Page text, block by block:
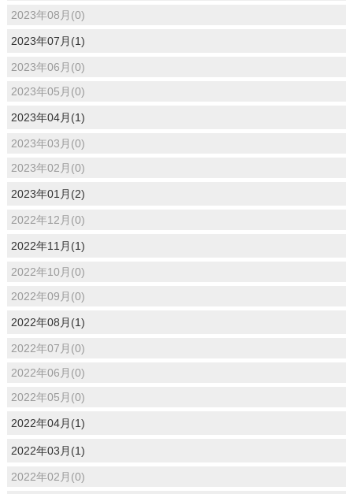
2023年08月(0)
2023年07月(1)
2023年06月(0)
2023年05月(0)
2023年04月(1)
2023年03月(0)
2023年02月(0)
2023年01月(2)
2022年12月(0)
2022年11月(1)
2022年10月(0)
2022年09月(0)
2022年08月(1)
2022年07月(0)
2022年06月(0)
2022年05月(0)
2022年04月(1)
2022年03月(1)
2022年02月(0)